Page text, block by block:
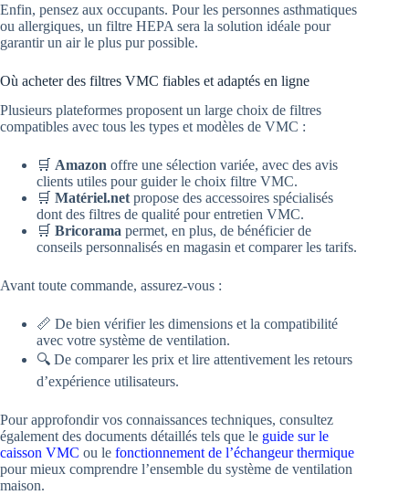
Enfin, pensez aux occupants. Pour les personnes asthmatiques
ou allergiques, un filtre HEPA sera la solution idéale pour
garantir un air le plus pur possible.
Où acheter des filtres VMC fiables et adaptés en ligne
Plusieurs plateformes proposent un large choix de filtres
compatibles avec tous les types et modèles de VMC :
🛒 Amazon offre une sélection variée, avec des avis
clients utiles pour guider le choix filtre VMC.
🛒 Matériel.netpropose des accessoires spécialisés
dont des filtres de qualité pour entretien VMC.
🛒 Bricorama permet, en plus, de bénéficier de
conseils personnalisés en magasin et comparer les tarifs.
Avant toute commande, assurez-vous :
📏 De bien vérifier les dimensions et la compatibilité
avec votre système de ventilation.
🔍 De comparer les prix et lire attentivement les retours
d’expérience utilisateurs.
Pour approfondir vos connaissances techniques, consultez
également des documents détaillés tels que le guide sur le
caisson VMC ou le fonctionnement de l’échangeur thermique
pour mieux comprendre l’ensemble du système de ventilation
maison.